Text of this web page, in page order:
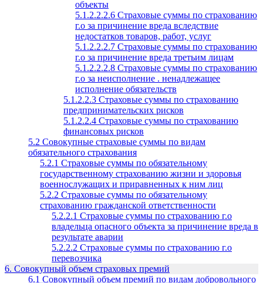
объекты
5.1.2.2.2.6 Страховые суммы по страхованию
г.о за причинение вреда вследствие
недостатков товаров, работ, услуг
5.1.2.2.2.7 Страховые суммы по страхованию
г.о за причинение вреда третьим лицам
5.1.2.2.2.8 Страховые суммы по страхованию
г.о за неисполнение . ненадлежащее
исполнение обязательств
5.1.2.2.3 Страховые суммы по страхованию
предпринимательских рисков
5.1.2.2.4 Страховые суммы по страхованию
финансовых рисков
5.2 Совокупные страховые суммы по видам
обязательного страхования
5.2.1 Страховые суммы по обязательному
государственному страхованию жизни и здоровья
военнослужащих и приравненных к ним лиц
5.2.2 Страховые суммы по обязательному
страхованию гражданской ответственности
5.2.2.1 Страховые суммы по страхованию г.о
владельца опасного объекта за причинение вреда в
результате аварии
5.2.2.2 Страховые суммы по страхованию г.о
перевозчика
6. Совокупный объем страховых премий
6.1 Совокупный объем премий по видам добровольного